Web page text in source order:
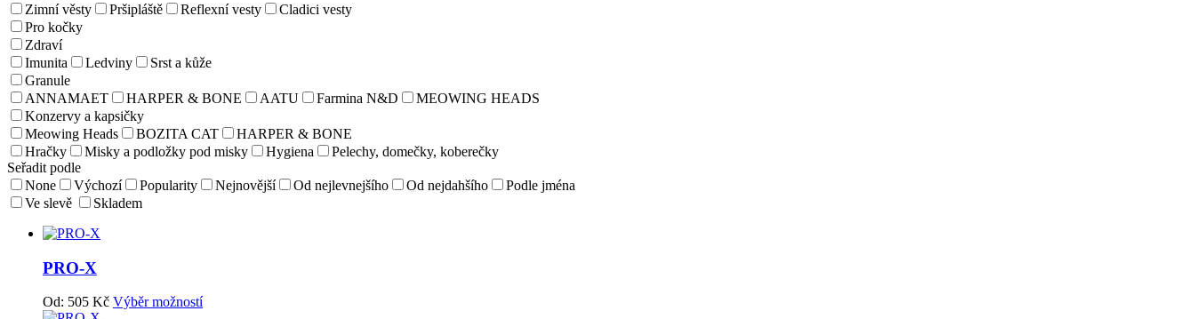
Zimní věsty
Pršipláště Reflexní vesty
Cladici vesty
Pro kočky
Zdraví
Imunita
Ledviny
Srst a kůže
Granule
ANNAMAET
HARPER & BONE AATU Farmina N&D
MEOWING HEADS
Konzervy a kapsičky
Meowing Heads
BOZITA CAT
HARPER & BONE
Hračky
Misky a podložky pod misky Hygiena
Pelechy, domečky, koberečky
Seřadit podle
None
Výchozí Popularity Nejnovější Od nejlevnejšího Od nejdahšího
Podle jména
Ve slevě
Skladem
PRO-X
Od: 505 Kč Výběr možností